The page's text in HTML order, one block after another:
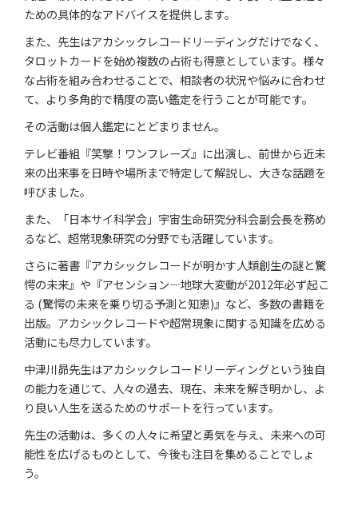
ための具体的なアドバイスを提供します。
また、先生はアカシックレコードリーディングだけでなく、
タロットカードを始め複数の占術も得意としています。様々
な占術を組み合わせることで、相談者の状況や悩みに合わせ
て、より多角的で精度の高い鑑定を行うことが可能です。
その活動は個人鑑定にとどまりません。
テレビ番組『笑撃！ワンフレーズ』に出演し、前世から近未
来の出来事を日時や場所まで特定して解説し、大きな話題を
呼びました。
また、「日本サイ科学会」宇宙生命研究分科会副会長を務め
るなど、超常現象研究の分野でも活躍しています。
さらに著書『アカシックレコードが明かす人類創生の謎と驚
愕の未来』や『アセンション―地球大変動が2012年必ず起こ
る (驚愕の未来を乗り切る予測と知恵)』など、多数の書籍を
出版。アカシックレコードや超常現象に関する知識を広める
活動にも尽力しています。
中津川昴先生はアカシックレコードリーディングという独自
の能力を通じて、人々の過去、現在、未来を解き明かし、よ
り良い人生を送るためのサポートを行っています。
先生の活動は、多くの人々に希望と勇気を与え、未来への可
能性を広げるものとして、今後も注目を集めることでしょ
う。